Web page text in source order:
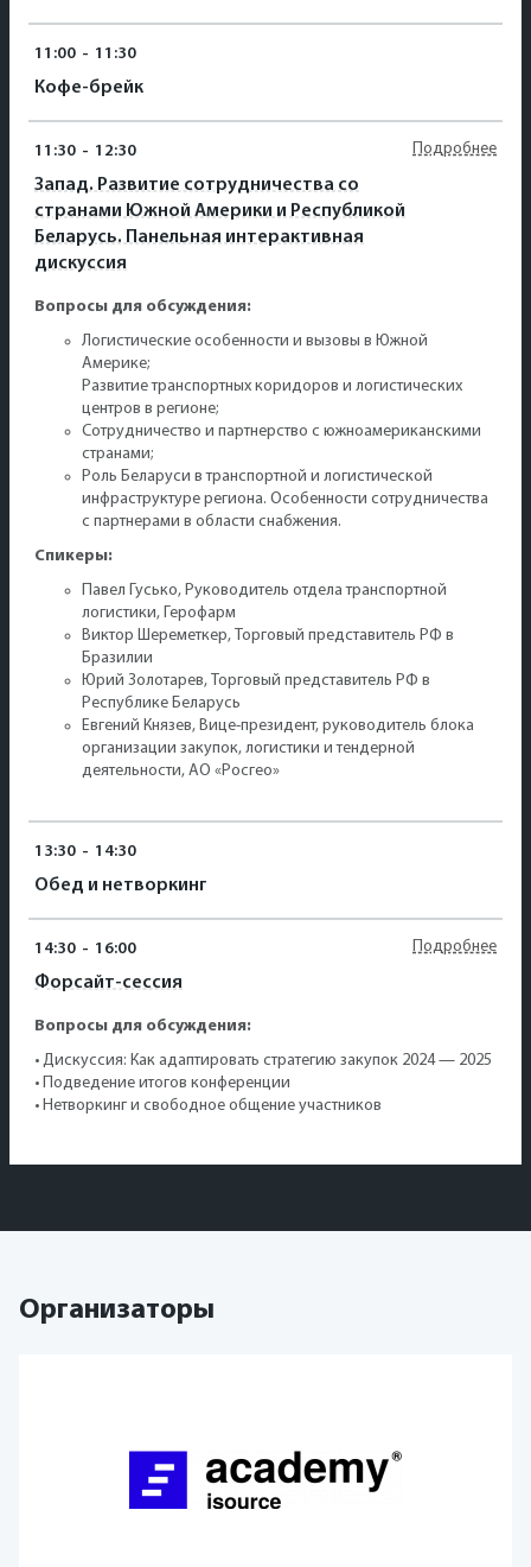
11:00 - 11:30
Кофе-брейк
11:30 - 12:30
Запад. Развитие сотрудничества со
странами Южной Америки и Республикой
Беларусь. Панельная интерактивная
дискуссия
Подробнее
Вопросы для обсуждения:
Логистические особенности и вызовы в Южной
Америке;
Развитие транспортных коридоров и логистических
центров в регионе;
Сотрудничество и партнерство с южноамериканскими
странами;
Роль Беларуси в транспортной и логистической
инфраструктуре региона. Особенности сотрудничества
с партнерами в области снабжения.
Спикеры:
Павел Гусько, Руководитель отдела транспортной
логистики, Герофарм
Виктор Шереметкер, Торговый представитель РФ в
Бразилии
Юрий Золотарев, Торговый представитель РФ в
Республике Беларусь
Евгений Князев, Вице-президент, руководитель блока
организации закупок, логистики и тендерной
деятельности, АО «Росгео»
13:30 - 14:30
Обед и нетворкинг
14:30 - 16:00
Форсайт-сессия
Подробнее
Вопросы для обсуждения:
• Дискуссия: Как адаптировать стратегию закупок 2024 — 2025
• Подведение итогов конференции
• Нетворкинг и свободное общение участников
Организаторы